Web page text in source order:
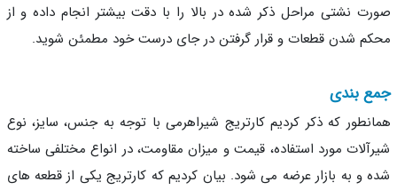
نشتی مراحل ذکر شده در بالا را با دقت بیشتر انجام داده و از
شدن قطعات و قرار گرفتن در جای درست خود مطمئن شوید.
بندی
که ذکر کردیم کارتریج شیراهرمی با توجه به جنس، سایز، نوع
مورد استفاده، قیمت و میزان مقاومت، در انواع مختلفی ساخته
و به بازار عرضه می شود. بیان کردیم که کارتریج یکی از قطعه های